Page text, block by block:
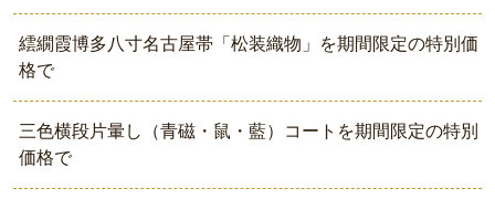
繧繝霞博多八寸名古屋帯「松装織物」を期間限定の特別価
格で
三色横段片暈し（青磁・鼠・藍）コートを期間限定の特別
価格で